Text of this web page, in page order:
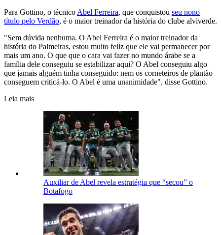
Para Gottino, o técnico Abel Ferreira, que conquistou seu nono
título pelo Verdão, é o maior treinador da história do clube alviverde.
"Sem dúvida nenhuma. O Abel Ferreira é o maior treinador da
história do Palmeiras, estou muito feliz que ele vai permanecer por
mais um ano. O que que o cara vai fazer no mundo árabe se a
família dele conseguiu se estabilizar aqui? O Abel conseguiu algo
que jamais alguém tinha conseguido: nem os corneteiros de plantão
conseguem criticá-lo. O Abel é uma unanimidade", disse Gottino.
Leia mais
Auxiliar de Abel revela estratégia que “secou” o
Botafogo